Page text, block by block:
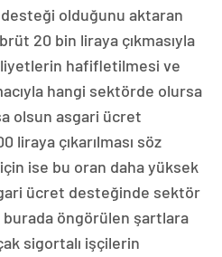
olduğunu aktaran
20 bin liraya çıkmasıyla
hafifletilmesi ve
hangi sektörde olursa
olsun asgari ücret
liraya çıkarılması söz
ise bu oran daha yüksek
ücret desteğinde sektör
burada öngörülen şartlara
sigortalı işçilerin